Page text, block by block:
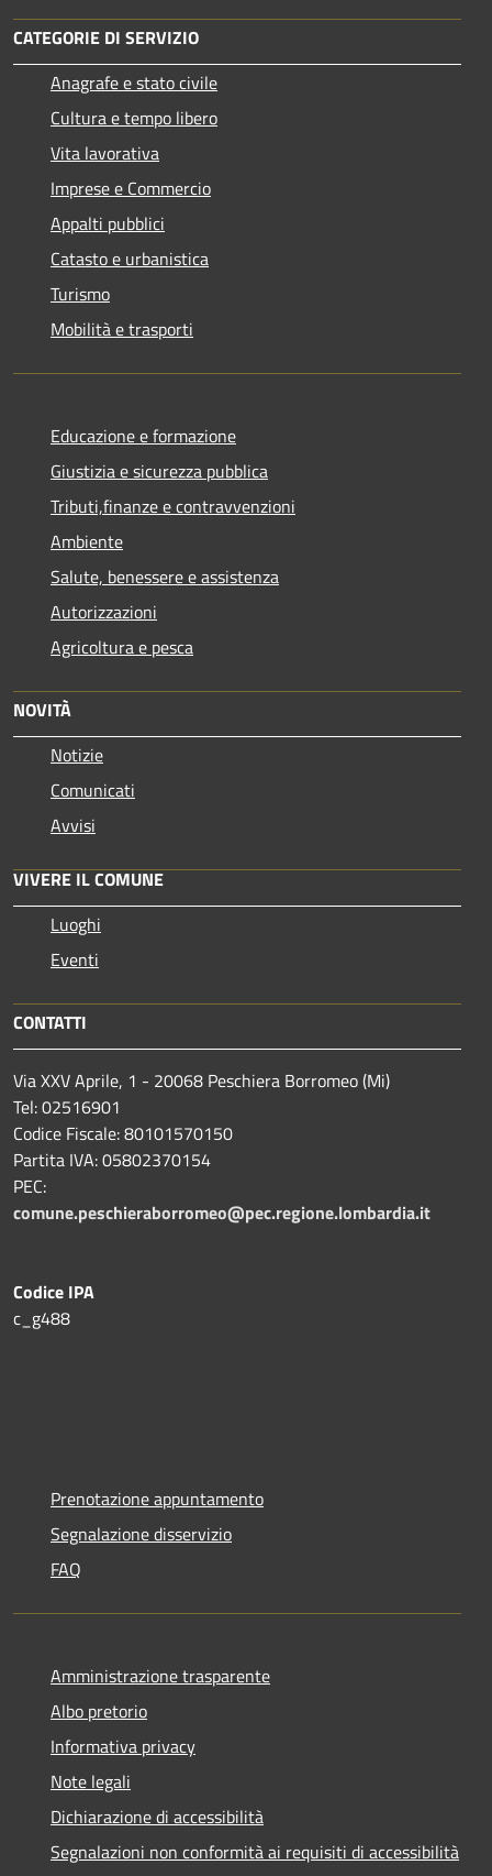
CATEGORIE DI SERVIZIO
Anagrafe e stato civile
Cultura e tempo libero
Vita lavorativa
Imprese e Commercio
Appalti pubblici
Catasto e urbanistica
Turismo
Mobilità e trasporti
Educazione e formazione
Giustizia e sicurezza pubblica
Tributi,finanze e contravvenzioni
Ambiente
Salute, benessere e assistenza
Autorizzazioni
Agricoltura e pesca
NOVITÀ
Notizie
Comunicati
Avvisi
VIVERE IL COMUNE
Luoghi
Eventi
CONTATTI
Via XXV Aprile, 1 - 20068 Peschiera Borromeo (Mi)
Tel: 02516901
Codice Fiscale: 80101570150
Partita IVA: 05802370154
PEC:
comune.peschieraborromeo@pec.regione.lombardia.it
Codice IPA
c_g488
Prenotazione appuntamento
Segnalazione disservizio
FAQ
Amministrazione trasparente
Albo pretorio
Informativa privacy
Note legali
Dichiarazione di accessibilità
Segnalazioni non conformità ai requisiti di accessibilità